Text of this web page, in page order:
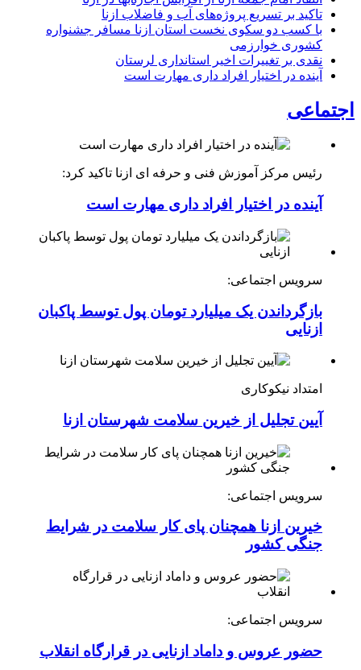
تاکید بر تسریع پروژه‌های آب و فاضلاب ازنا
با کسب دو سکوی نخست استان ازنا مسافر جشنواره
کشوری خوارزمی
نقدی بر تغییرات اخیر استانداری لرستان
آینده در اختیار افراد داری مهارت است
اجتماعی
رئیس مرکز آموزش فنی و حرفه ای ازنا تاکید کرد:
آینده در اختیار افراد داری مهارت است
سرویس اجتماعی:
بازگرداندن یک میلیارد تومان پول توسط پاکبان
ازنایی
امتداد نیکوکاری
آیین تجلیل از خیرین سلامت شهرستان ازنا
سرویس اجتماعی:
خیرین ازنا همچنان پای کار سلامت در شرایط
جنگی کشور
سرویس اجتماعی:
حضور عروس و داماد ازنایی در قرارگاه انقلاب